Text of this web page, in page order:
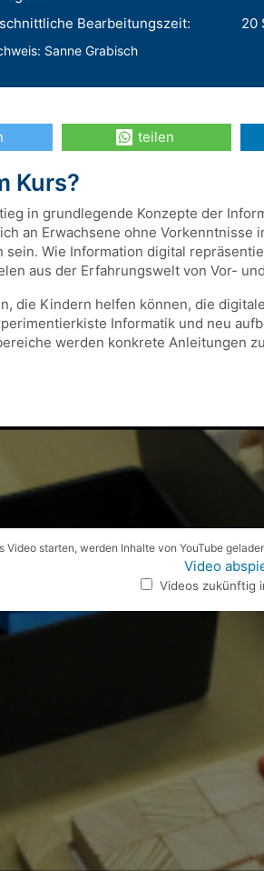
Bearbeitungszeit: 20
Sanne Grabisch
teilen
Kurs?
in grundlegende Konzepte der
an Erwachsene ohne
Wie Information digital
aus der Erfahrungswelt von Vor-
die Kindern helfen können, die
Informatik und neu
werden konkrete Anleitungen
Video starten, werden Inhalte von YouTube
Video
Videos zukünftig